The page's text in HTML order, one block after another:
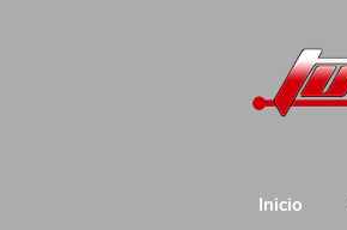
Inicio